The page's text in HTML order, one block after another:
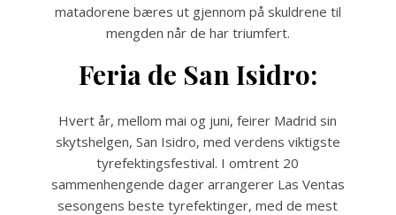
matadorene bæres ut gjennom på skuldrene til
mengden når de har triumfert.
Feria de San Isidro:
Hvert år, mellom mai og juni, feirer Madrid sin
skytshelgen, San Isidro, med verdens viktigste
tyrefektingsfestival. I omtrent 20
sammenhengende dager arrangerer Las Ventas
sesongens beste tyrefektinger, med de mest